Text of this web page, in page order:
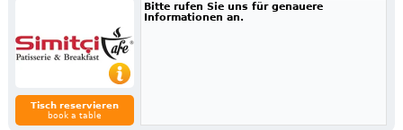
Tisch reservieren
book a table
Bitte rufen Sie uns für genauere
Informationen an.